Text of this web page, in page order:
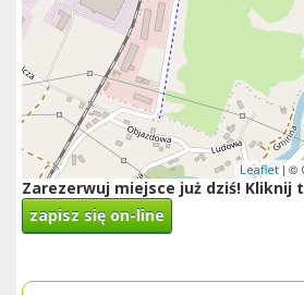
Leaflet| ©
Zarezerwuj miejsce już dziś! Kliknij
zapisz się on-line